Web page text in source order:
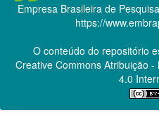
Empresa Brasileira de
https://
O conteúdo do repositório
Creative CommonsAtribuição -
4.0